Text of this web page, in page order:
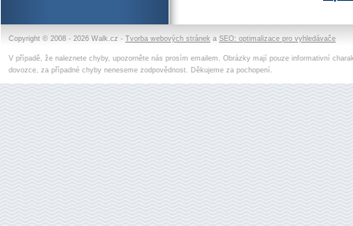
Copyright © 2008 - 2026 Walk.cz - Tvorba webových stránek a SEO: optimalizace pro vyhledávače
V případě, že naleznete chyby, upozorněte nás prosím emailem. Obrázky mají pouze informativní
dovozce, za případné chyby neneseme zodpovědnost. Děkujeme za pochopení.